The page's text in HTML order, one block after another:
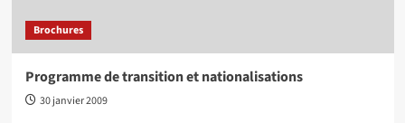
Brochures
Programme de transition et nationalisations
30 janvier 2009